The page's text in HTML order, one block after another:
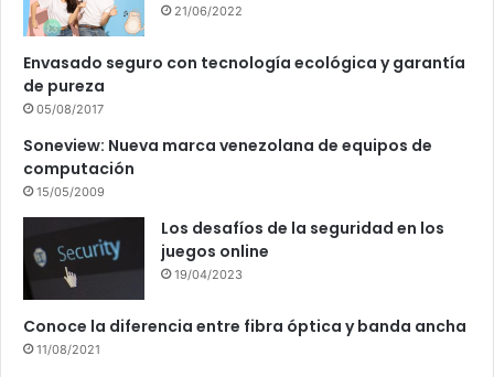
21/06/2022
Envasado seguro con tecnología ecológica y garantía
de pureza
05/08/2017
Soneview: Nueva marca venezolana de equipos de
computación
15/05/2009
Los desafíos de la seguridad en los
juegos online
19/04/2023
Conoce la diferencia entre fibra óptica y banda ancha
11/08/2021